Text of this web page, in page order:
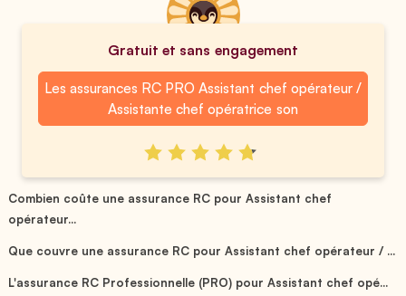
Gratuit et sans engagement
Les assurances RC PRO Assistant chef opérateur /
Assistante chef opératrice son
Combien coûte une assurance RC pour Assistant chef
opérateur...
Que couvre une assurance RC pour Assistant chef opérateur / ...
L'assurance RC Professionnelle (PRO) pour Assistant chef opé...